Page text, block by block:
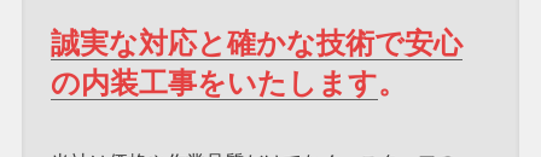
誠実な対応と確かな技術で安心
の内装工事をいたします。